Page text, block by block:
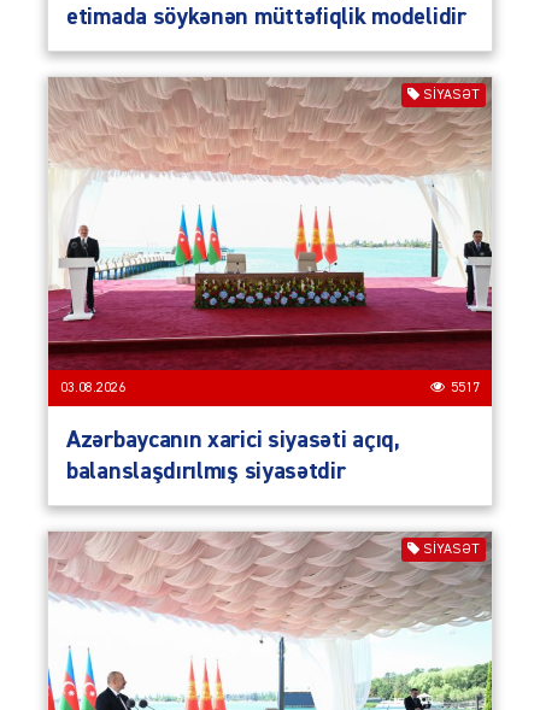
etimada söykənən müttəfiqlik modelidir
SIYASƏT
03.08.2026 5517
Azərbaycanın xarici siyasəti açıq,
balanslaşdırılmış siyasətdir
SIYASƏT